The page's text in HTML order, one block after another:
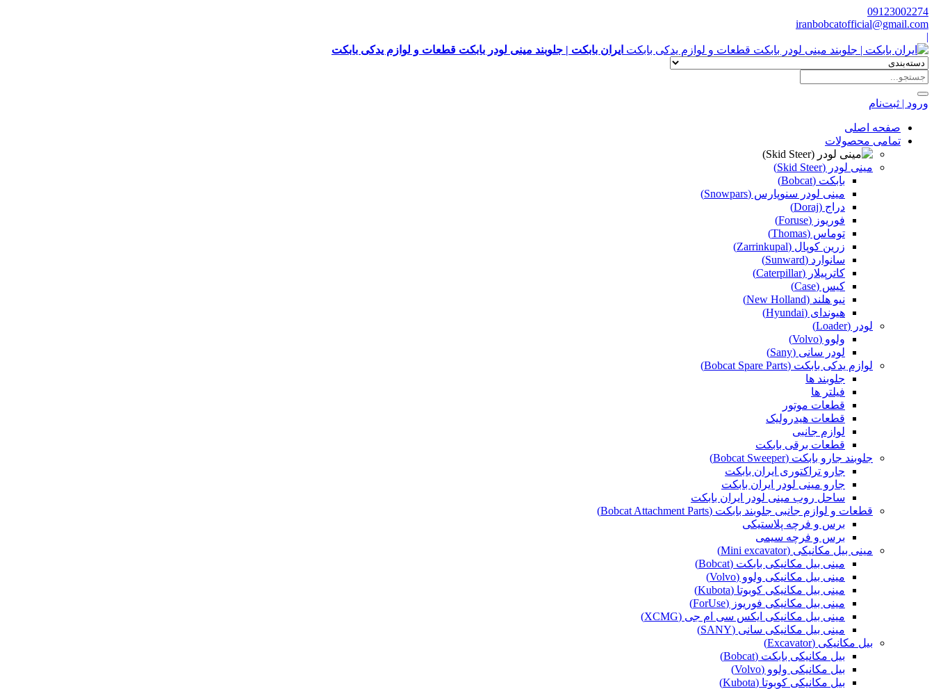
09123002274
iranbobcatofficial@gmail.com
|
ایران بابکت | جلوبند مینی لودر بابکت قطعات و لوازم یدکی بابکت
ورود | ثبت‌نام
صفحه اصلی
تمامی محصولات
مینی لودر (Skid Steer)
بابکت (Bobcat)
مینی لودر سنوپارس (Snowpars)
دراج (Doraj)
فوریوز (Foruse)
توماس (Thomas)
زرین کوپال (Zarrinkupal)
سانوارد (Sunward)
کاترپیلار (Caterpillar)
کیس (Case)
نیو هلند (New Holland)
هیوندای (Hyundai)
لودر (Loader)
ولوو (Volvo)
لودر سانی (Sany)
لوازم یدکی بابکت (Bobcat Spare Parts)
جلوبند ها
فیلتر ها
قطعات موتور
قطعات هیدرولیک
لوازم جانبی
قطعات برقی بابکت
جلوبند جارو بابکت (Bobcat Sweeper)
جارو تراکتوری ایران بابکت
جارو مینی لودر ایران بابکت
ساحل روب مینی لودر ایران بابکت
قطعات و لوازم جانبی جلوبند بابکت (Bobcat Attachment Parts)
برس و فرچه پلاستیکی
برس و فرچه سیمی
مینی بیل مکانیکی (Mini excavator)
مینی بیل مکانیکی بابکت (Bobcat)
مینی بیل مکانیکی ولوو (Volvo)
مینی بیل مکانیکی کوبوتا (Kubota)
مینی بیل مکانیکی فوریوز (ForUse)
مینی بیل مکانیکی ایکس سی ام جی (XCMG)
مینی بیل مکانیکی سانی (SANY)
بیل مکانیکی (Excavator)
بیل مکانیکی بابکت (Bobcat)
بیل مکانیکی ولوو (Volvo)
بیل مکانیکی کوبوتا (Kubota)